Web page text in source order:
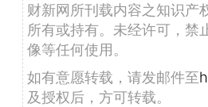
财新网所刊载内容之知识产
所有或持有。未经许可，禁
像等任何使用。
如有意愿转载，请发邮件至
及授权后，方可转载。